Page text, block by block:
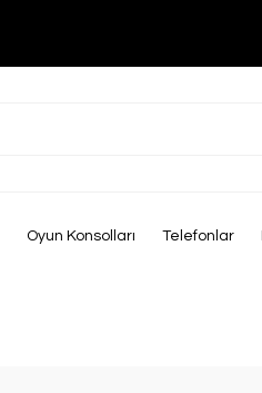
Oyun Konsolları Telefonlar